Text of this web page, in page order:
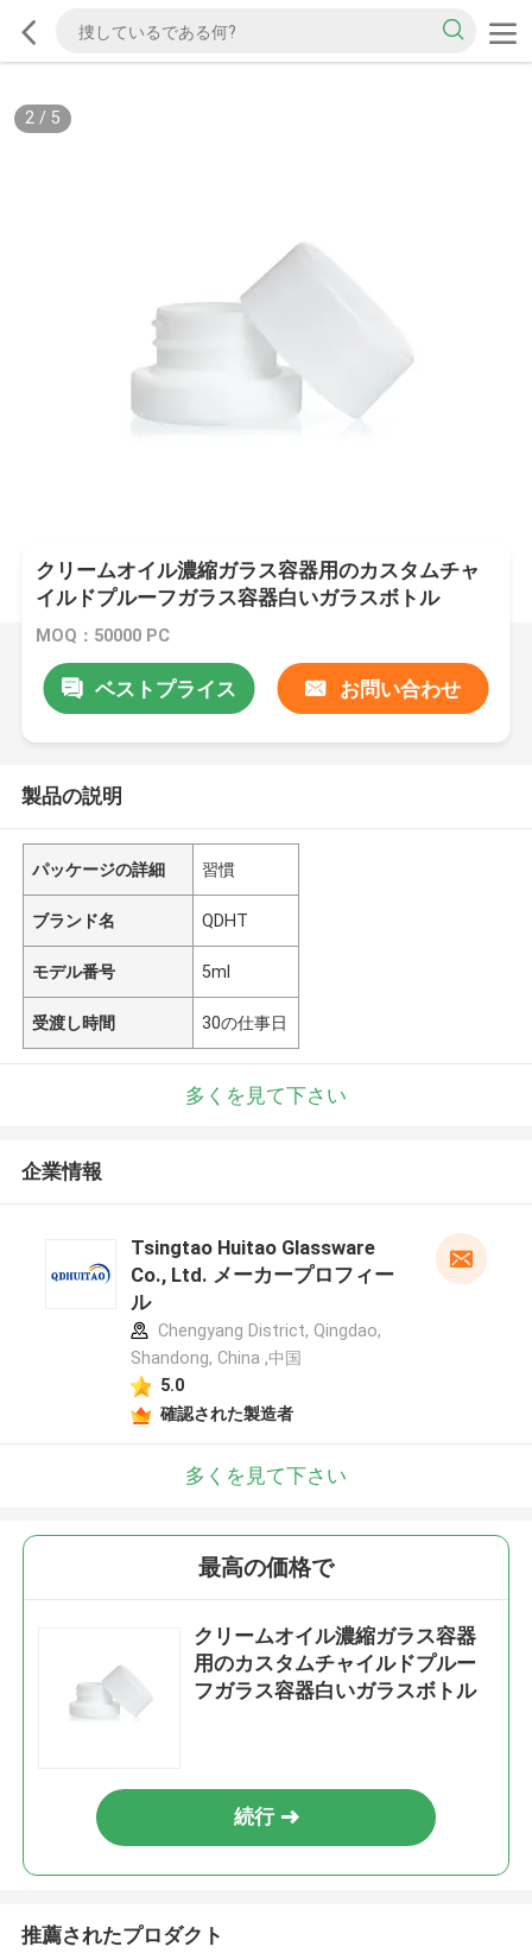
2/ 5
クリームオイル濃縮ガラス容器用のカスタムチャ
イルドプルーフガラス容器白いガラスボトル
MOQ：50000 PC
ベストプライス お問い合わせ
製品の説明
パッケージの詳細 習慣
ブランド名 QDHT
モデル番号 5ml
受渡し時間 30の仕事日
多くを見て下さい
企業情報
Tsingtao Huitao Glassware
Co., Ltd. メーカープロフィー
ル
Chengyang District, Qingdao,
Shandong, China ,中国
5.0
確認された製造者
多くを見て下さい
最高の価格で
クリームオイル濃縮ガラス容器
用のカスタムチャイルドプルー
フガラス容器白いガラスボトル
続行
推薦されたプロダクト